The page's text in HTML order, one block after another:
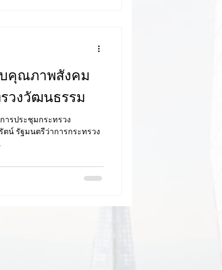
คุณภาพสังคม
วงวัฒนธรรม
น์ รัฐมนตรีว่าการกระทรวง